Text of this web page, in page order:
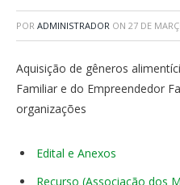
POR ADMINISTRADOR ON 27 DE
Aquisição de gêneros
Familiar e do Empreendedor
organizações
Edital e Anexos
Recurso (Associação dos